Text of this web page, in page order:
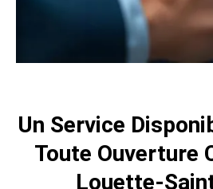
Un Service
Toute Ouverture
Louette-